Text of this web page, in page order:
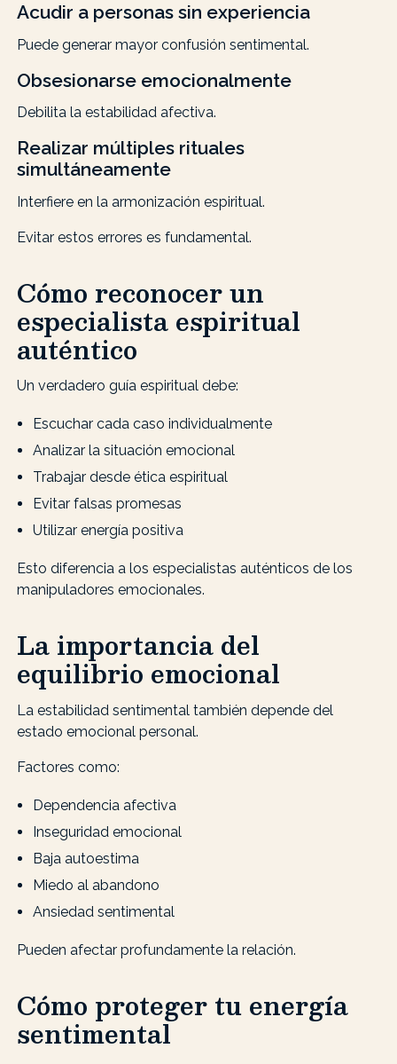
Acudir a personas sin experiencia
Puede generar mayor confusión sentimental.
Obsesionarse emocionalmente
Debilita la estabilidad afectiva.
Realizar múltiples rituales
simultáneamente
Interfiere en la armonización espiritual.
Evitar estos errores es fundamental.
Cómo reconocer un
especialista espiritual
auténtico
Un verdadero guía espiritual debe:
Escuchar cada caso individualmente
Analizar la situación emocional
Trabajar desde ética espiritual
Evitar falsas promesas
Utilizar energía positiva
Esto diferencia a los especialistas auténticos de los
manipuladores emocionales.
La importancia del
equilibrio emocional
La estabilidad sentimental también depende del
estado emocional personal.
Factores como:
Dependencia afectiva
Inseguridad emocional
Baja autoestima
Miedo al abandono
Ansiedad sentimental
Pueden afectar profundamente la relación.
Cómo proteger tu energía
sentimental